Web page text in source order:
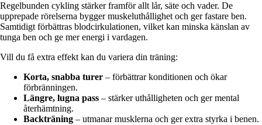
Regelbunden cykling stärker framför allt lår, säte och vader. De
upprepade rörelserna bygger muskeluthållighet och ger fastare ben.
Samtidigt förbättras blodcirkulationen, vilket kan minska känslan av
tunga ben och ge mer energi i vardagen.
Vill du få extra effekt kan du variera din träning:
Korta, snabba turer – förbättrar konditionen och ökar
förbränningen.
Längre, lugna pass – stärker uthålligheten och ger mental
återhämtning.
Backträning – utmanar musklerna och ger extra styrka i benen.